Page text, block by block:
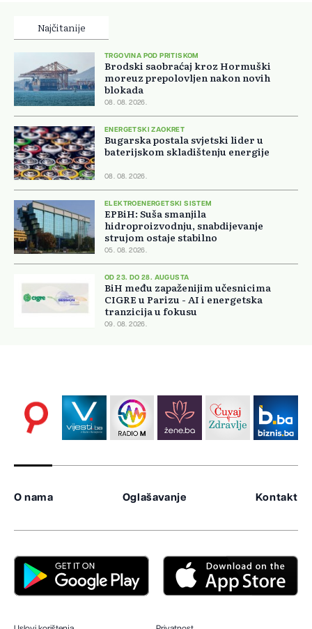
Najčitanije
TRGOVINA POD PRITISKOM
Brodski saobraćaj kroz Hormuški
moreuz prepolovljen nakon novih
blokada
08. 08. 2026.
ENERGETSKI ZAOKRET
Bugarska postala svjetski lider u
baterijskom skladištenju energije
08. 08. 2026.
ELEKTROENERGETSKI SISTEM
EPBiH: Suša smanjila
hidroproizvodnju, snabdijevanje
strujom ostaje stabilno
05. 08. 2026.
OD 23. DO 28. AUGUSTA
BiH među zapaženijim učesnicima
CIGRE u Parizu - AI i energetska
tranzicija u fokusu
09. 08. 2026.
O nama Oglašavanje Kontakt